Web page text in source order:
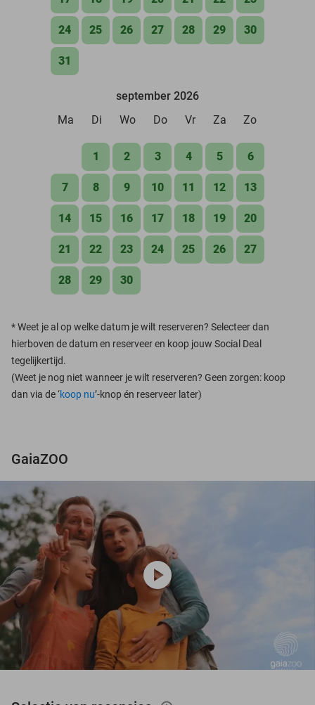
24 25 26 27 28 29 30
31
september 2026
Ma
Di Wo Do Vr Za Zo
1 2 3 4 5 6
7 8 9 10 11 12 13
14 15 16 17 18 19 20
21 22 23 24 25 26 27
28 29 30
*Weet je al op welke datum je wilt reserveren? Selecteer dan
hierboven de datum en reserveer en koop jouw Social Deal
tegelijkertijd.
(Weet je nog niet wanneer je wilt reserveren? Geen zorgen: koop
dan via de ‘koop nu’-knop én reserveer later)
GaiaZOO
play_circle